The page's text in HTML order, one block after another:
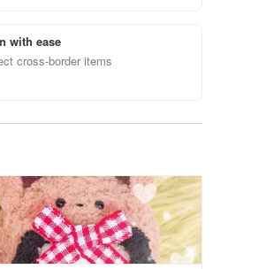
with ease
cross-border items